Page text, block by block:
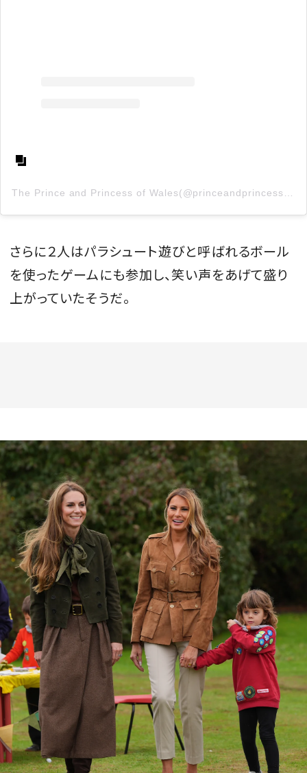
The Prince and Princess of Wales(@princeandprincessofwales)がシェアした投稿
さらに２人はパラシュート遊びと呼ばれるボール
を使ったゲームにも参加し、笑い声をあげて盛り
上がっていたそうだ。